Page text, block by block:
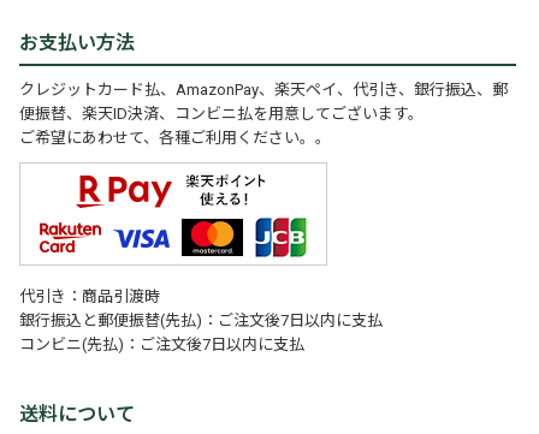
お支払い方法
クレジットカード払、AmazonPay、楽天ペイ、代引き、銀行振込、郵
便振替、楽天ID決済、コンビニ払を用意してございます。
ご希望にあわせて、各種ご利用ください。。
代引き：商品引渡時
銀行振込と郵便振替(先払)：ご注文後7日以内に支払
コンビニ(先払)：ご注文後7日以内に支払
送料について